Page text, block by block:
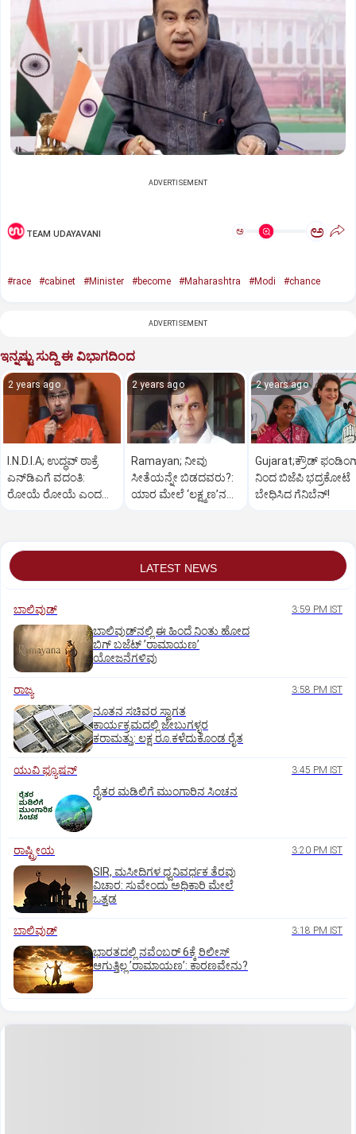
ADVERTISEMENT
TEAM UDAYAVANI ಅ ಅ
#race #cabinet #Minister #become #Maharashtra #Modi #chance
ADVERTISEMENT
ಇನ್ನಷ್ಟು ಸುದ್ದಿ ಈ ವಿಭಾಗದಿಂದ
2 years ago
I.N.D.I.A; ಉದ್ಧವ್‌ ಠಾಕ್ರೆ
ಎನ್‌ಡಿಎಗೆ ವದಂತಿ:
ರೋಯೆ ರೋಯೆ ಎಂದ
2 years ago
Ramayan; ನೀವು
ಸೀತೆಯನ್ನೇ ಬಿಡದವರು?:
ಯಾರ ಮೇಲೆ ‘ಲಕ್ಷ್ಮಣ’ನ
2 years ago
Gujarat;ಕ್ರೌಡ್‌
ನಿಂದ ಬಿಜೆಪಿ ಭದ್ರಕೋಟೆ
ಬೇಧಿಸಿದ ಗೆನಿಬೆನ್‌!
LATEST NEWS
ಬಾಲಿವುಡ್‌ 3:59 PM IST
ಬಾಲಿವುಡ್‌ನಲ್ಲಿ ಈ ಹಿಂದೆ ನಿಂತು ಹೋದ
ಬಿಗ್‌ ಬಜೆಟ್ ʼರಾಮಾಯಣʼ‌
ಯೋಜನೆಗಳಿವು
ರಾಜ್ಯ 3:58 PM IST
ನೂತನ ಸಚಿವರ ಸ್ವಾಗತ
ಕಾರ್ಯಕ್ರಮದಲ್ಲಿ ಜೇಬುಗಳ್ಳರ
ಕರಾಮತ್ತು: ಲಕ್ಷ ರೂ.ಕಳೆದುಕೊಂಡ ರೈತ
ಯುವಿ ಫ್ಯೂಷನ್ 3:45 PM IST
ರೈತರ ಮಡಿಲಿಗೆ ಮುಂಗಾರಿನ ಸಿಂಚನ
ರಾಷ್ಟ್ರೀಯ 3:20 PM IST
SIR, ಮಸೀದಿಗಳ ಧ್ವನಿವರ್ಧಕ ತೆರವು
ವಿಚಾರ: ಸುವೇಂದು ಅಧಿಕಾರಿ ಮೇಲೆ
ಒತ್ತಡ
ಬಾಲಿವುಡ್‌ 3:18 PM IST
ಭಾರತದಲ್ಲಿ ನವೆಂಬರ್‌ 6ಕ್ಕೆ ರಿಲೀಸ್‌
ಆಗುತ್ತಿಲ್ಲ ʼರಾಮಾಯಣʼ: ಕಾರಣವೇನು?